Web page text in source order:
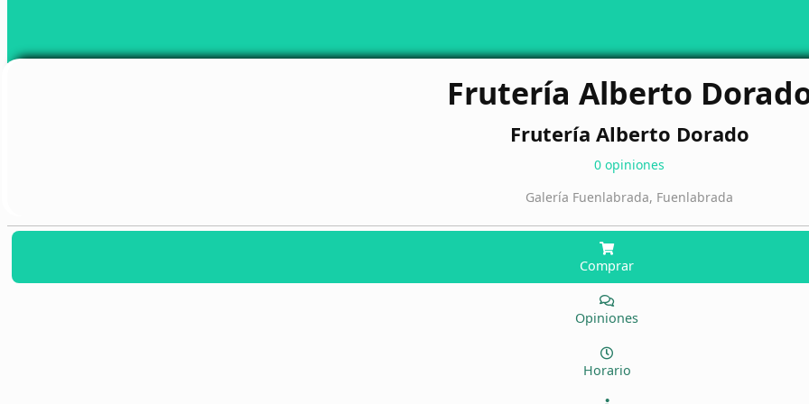
Frutería Alberto
Frutería Alberto Dorado
0 opiniones
Galería Fuenlabrada, Fuenlabrada
Comprar
Opiniones
Horario